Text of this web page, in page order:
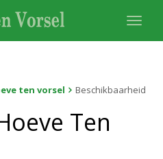
ten vorsel Beschikbaarheid
Ten